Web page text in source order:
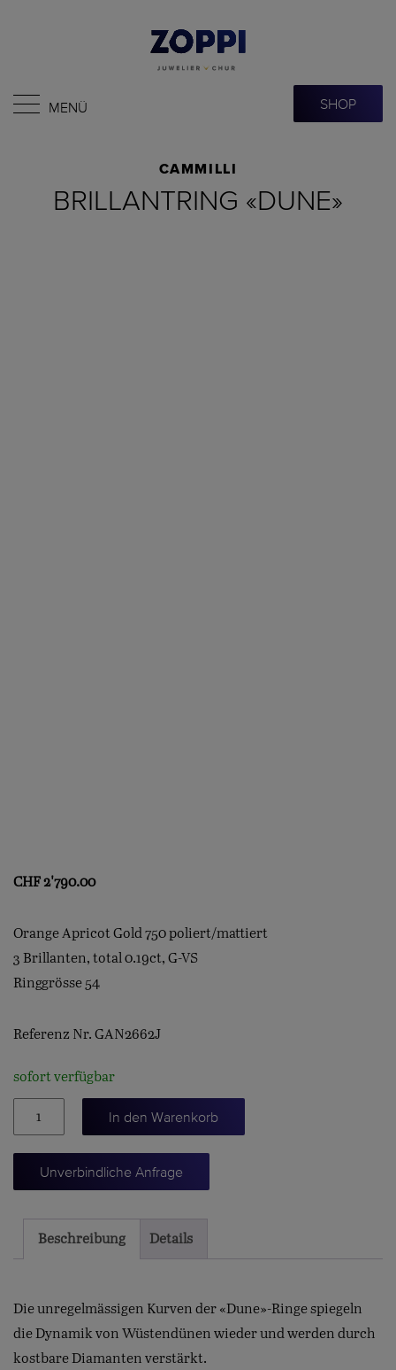
MENÜ SHOP
CAMMILLI
BRILLANTRING «DUNE»
CHF2'790.00
Orange Apricot Gold 750 poliert/mattiert
3 Brillanten, total 0.19ct, G-VS
Ringgrösse 54
Referenz Nr. GAN2662J
sofort verfügbar
BRILLANTRING
"DUNE"
In den Warenkorb
Unverbindliche Anfrage
Beschreibung Details
Die unregelmässigen Kurven der «Dune»-Ringe spiegeln
die Dynamik von Wüstendünen wieder und werden durch
kostbare Diamanten verstärkt.